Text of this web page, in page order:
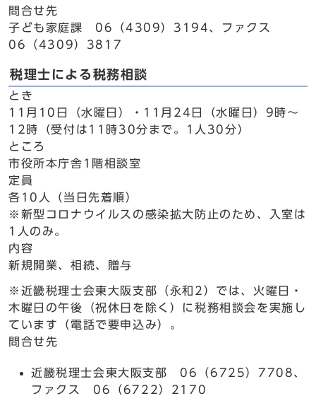
問合せ先
子ども家庭課 06（4309）3194、ファクス
06（4309）3817
税理士による税務相談
とき
11月10日（水曜日）・11月24日（水曜日）9時～
12時（受付は11時30分まで。1人30分）
ところ
市役所本庁舎1階相談室
定員
各10人（当日先着順）
※新型コロナウイルスの感染拡大防止のため、入室は
1人のみ。
内容
新規開業、相続、贈与
※近畿税理士会東大阪支部（永和2）では、火曜日・
木曜日の午後（祝休日を除く）に税務相談会を実施し
ています（電話で要申込み）。
問合せ先
近畿税理士会東大阪支部 06（6725）7708、
ファクス 06（6722）2170